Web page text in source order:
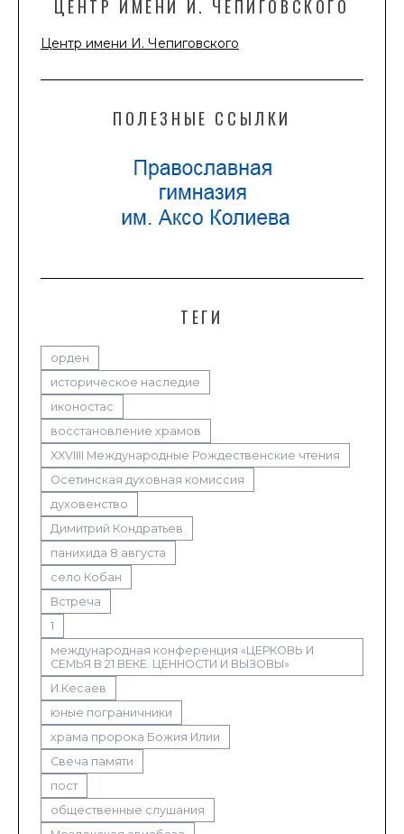
ЦЕНТР ИМЕНИ И. ЧЕПИГОВСКОГО
Центр имени И. Чепиговского
ПОЛЕЗНЫЕ ССЫЛКИ
ТЕГИ
орден
историческое наследие
иконостас
восстановление храмов
XXVIIII Международные Рождественские чтения
Осетинская духовная комиссия
духовенство
Димитрий Кондратьев
панихида 8 августа
село Кобан
Встреча
1
международная конференция «ЦЕРКОВЬ И
СЕМЬЯ В 21 ВЕКЕ. ЦЕННОСТИ И ВЫЗОВЫ»
И.Кесаев
юные пограничники
храма пророка Божия Илии
Свеча памяти
пост
общественные слушания